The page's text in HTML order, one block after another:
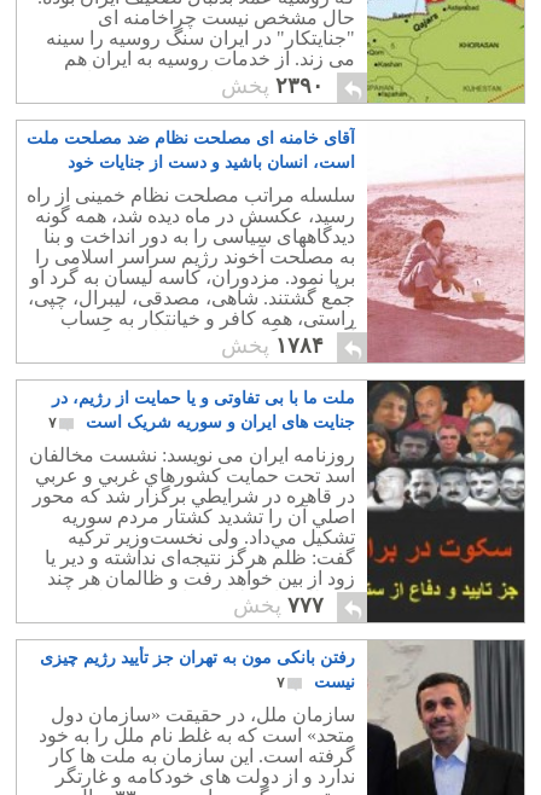
حال مشخص نیست چراخامنه ای
"جنایتکار" در ایران سنگ روسیه را سینه
می زند. از خدمات روسیه به ایران هم
کسی چیزی نمی داند. روسیه یکی از
بزرگترین دلایل افول تمدن ایران است.
۲۳۹۰ پخش
آقای خامنه ای مصلحت نظام ضد مصلحت ملت
است، انسان باشید و دست از جنایات خود
بردارید
۰
سلسله مراتب مصلحت نظام خمینی از راه
رسید، عکسش در ماه دیده شد، همه گونه
دیدگاههای سیاسی را به دور انداخت و بنا
به مصلحت آخوند رژیم سراسر اسلامی را
برپا نمود. مزدوران، کاسه لیسان به گرد او
جمع گشتند. شاهی، مصدقی، لیبرال، چپی،
راستی، همه کافر و خیانتکار به حساب
آمده، دستگیر، شکنجه، یا اعدام گشتند.
۱۷۸۴ پخش
ملت ما با بی تفاوتی و یا حمایت از رژیم، در
جنایت های ایران و سوریه شریک است
۷
روزنامه ایران می نویسد: نشست مخالفان
اسد تحت حمايت كشورهاي غربي و عربي
در قاهره در شرايطي برگزار شد كه محور
اصلي آن را تشديد كشتار مردم سوريه
تشكيل مي‌داد. ولی نخست‌وزیر ترکیه
گفت: ظلم هرگز نتیجه‌ای نداشته و دیر یا
زود از بین خواهد رفت و ظالمان هر چند
که ظلمشان طولانی باشد عمر طولانی
نخواهند داشت."
۷۷۷ پخش
رفتن بانکی مون به تهران جز تأیید رژیم چیزی
نیست
۷
سازمان ملل، در حقیقت «سازمان دول
متحد» است که به غلط نام ملل را به خود
گرفته است. این سازمان به ملت ها کار
ندارد و از دولت های خودکامه و غارتگر